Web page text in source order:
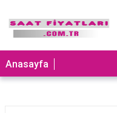
Anasayfa